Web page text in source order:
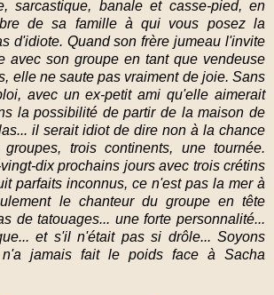
sarcastique, banale et casse-pied, en
de sa famille à qui vous posez la
d'idiote. Quand son frère jumeau l'invite
avec son groupe en tant que vendeuse
elle ne saute pas vraiment de joie. Sans
avec un ex-petit ami qu'elle aimerait
la possibilité de partir de la maison de
il serait idiot de dire non à la chance
trois continents, une tournée.
dix prochains jours avec trois crétins
parfaits inconnus, ce n'est pas la mer à
le chanteur du groupe en tête
de tatouages... une forte personnalité...
et s'il n'était pas si drôle... Soyons
jamais fait le poids face à Sacha